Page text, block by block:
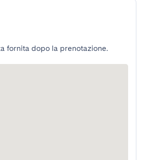
fornita dopo la prenotazione.